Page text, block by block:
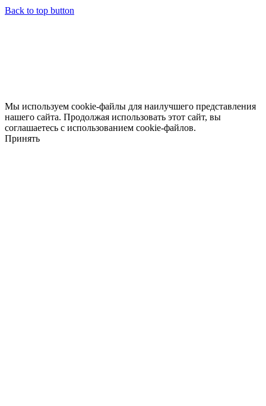
Back to top button
Мы используем cookie-файлы для наилучшего представления
нашего сайта. Продолжая использовать этот сайт, вы
соглашаетесь с использованием cookie-файлов.
Принять